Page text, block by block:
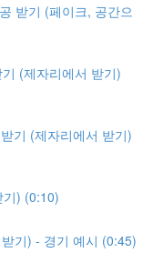
받기 (페이크, 공간으
(제자리에서 받기)
기 (제자리에서 받기)
) (0:10)
기) - 경기 예시 (0:45)